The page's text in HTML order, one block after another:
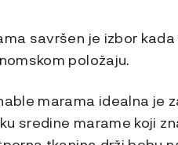
savršen je izbor
položaju.
marama idealna je
sredine marame koji